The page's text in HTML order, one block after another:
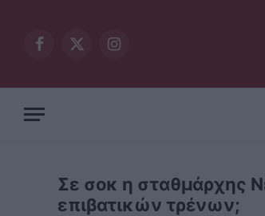
Facebook
X
Instagram
Σε σοκ η σταθμάρχης
επιβατικών τρένων;